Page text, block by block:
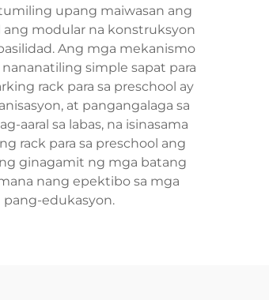
upang maiwasan ang
modular na konstruksyon
Ang mga mekanismo
simple sapat para
rack para sa preschool ay
at pangangalaga sa
aaral sa labas, na isinasama
rack para sa preschool ang
ginagamit ng mga batang
nang epektibo sa mga
pang-edukasyon.